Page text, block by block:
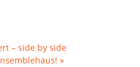
– side by side
»